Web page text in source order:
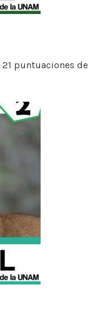
21 puntuaciones de